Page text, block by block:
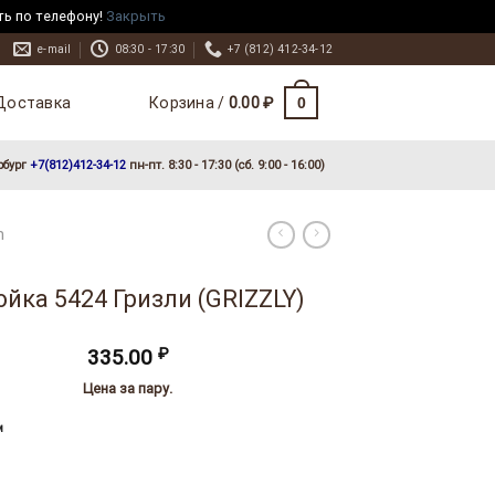
по телефону! Закрыть
e-mail 08:30 - 17:30 +7 (812) 412-34-12
Корзина / 0.00₽ 0
+7(812)412-34-12 пн-пт. 8:30 - 17:30 (сб. 9:00 - 16:00)
5424 Гризли (GRIZZLY)
335.00 ₽
Цена за пару.